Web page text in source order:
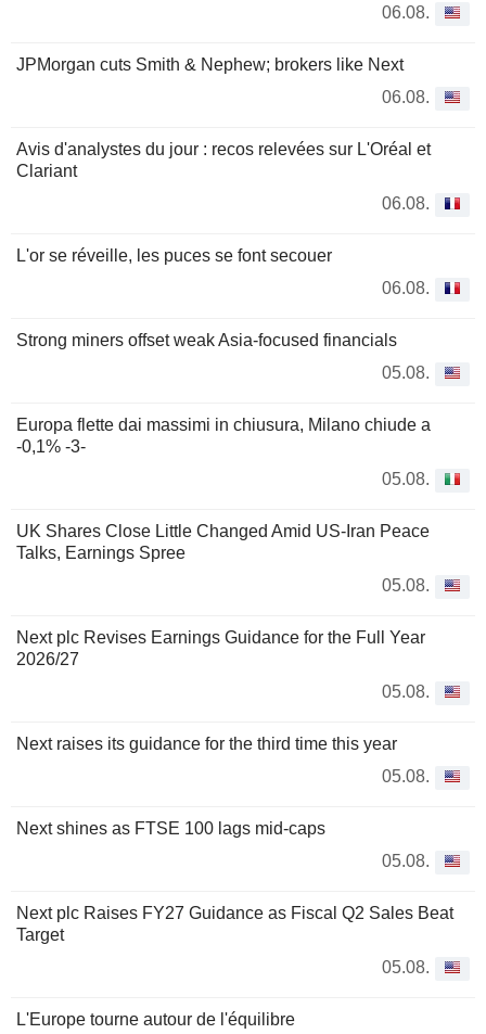
06.08.
JPMorgan cuts Smith & Nephew; brokers like Next
06.08.
Avis d'analystes du jour : recos relevées sur L'Oréal et
Clariant
06.08.
L'or se réveille, les puces se font secouer
06.08.
Strong miners offset weak Asia-focused financials
05.08.
Europa flette dai massimi in chiusura, Milano chiude a
-0,1% -3-
05.08.
UK Shares Close Little Changed Amid US-Iran Peace
Talks, Earnings Spree
05.08.
Next plc Revises Earnings Guidance for the Full Year
2026/27
05.08.
Next raises its guidance for the third time this year
05.08.
Next shines as FTSE 100 lags mid-caps
05.08.
Next plc Raises FY27 Guidance as Fiscal Q2 Sales Beat
Target
05.08.
L'Europe tourne autour de l'équilibre